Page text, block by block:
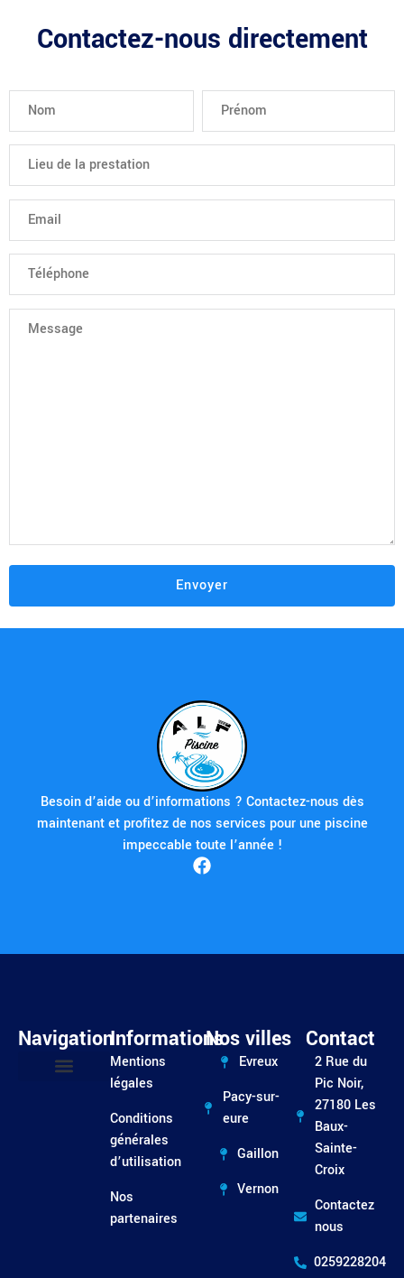
Contactez-nous directement
Besoin d’aide ou d’informations ? Contactez-nous dès
maintenant et profitez de nos services pour une piscine
impeccable toute l’année !
NavigationInformations
Mentions
légales
Conditions
générales
d’utilisation
Nos
partenaires
Nos villes
Evreux
Pacy-sur-
eure
Gaillon
Vernon
Contact
2 Rue du
Pic Noir,
27180 Les
Baux-
Sainte-
Croix
Contactez
nous
0259228204